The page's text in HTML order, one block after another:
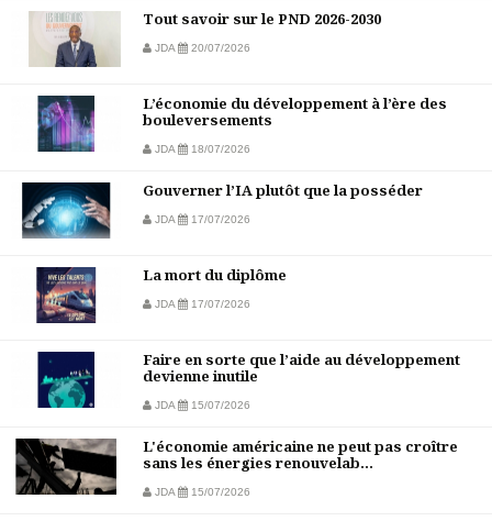
Tout savoir sur le PND 2026-2030
JDA 20/07/2026
L’économie du développement à l’ère des
bouleversements
JDA 18/07/2026
Gouverner l’IA plutôt que la posséder
JDA 17/07/2026
La mort du diplôme
JDA 17/07/2026
Faire en sorte que l’aide au développement
devienne inutile
JDA 15/07/2026
L'économie américaine ne peut pas croître
sans les énergies renouvelab...
JDA 15/07/2026